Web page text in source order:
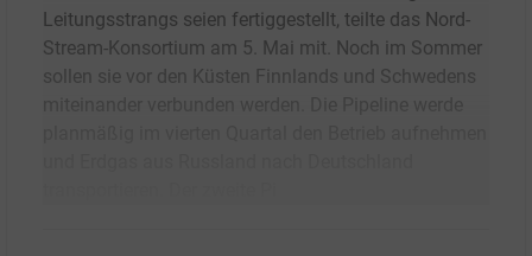
Leitungsstrangs seien fertiggestellt, teilte das Nord-
Stream-Konsortium am 5. Mai mit. Noch im Sommer
sollen sie vor den Küsten Finnlands und Schwedens